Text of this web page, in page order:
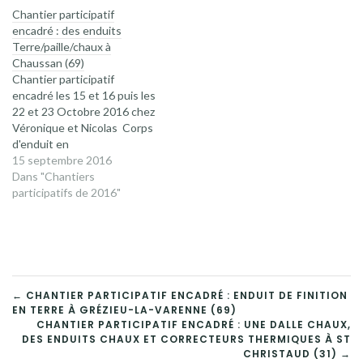
Chantier participatif
encadré : des enduits
Terre/paille/chaux à
Chaussan (69)
Chantier participatif
encadré les 15 et 16 puis les
22 et 23 Octobre 2016 chez
Véronique et Nicolas Corps
d'enduit en
terre/paille/chaux sur murs
en paille Programme : 8 h
30 : accueil 9h : point
15 septembre 2016
Dans "Chantiers
participatifs de 2016"
NAVIGATION
DE
← CHANTIER PARTICIPATIF ENCADRÉ : ENDUIT DE FINITION
EN TERRE À GRÉZIEU-LA-VARENNE (69)
CHANTIER PARTICIPATIF ENCADRÉ : UNE DALLE CHAUX,
DES ENDUITS CHAUX ET CORRECTEURS THERMIQUES À ST
CHRISTAUD (31) →